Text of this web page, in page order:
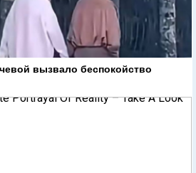
вызвало беспокойство